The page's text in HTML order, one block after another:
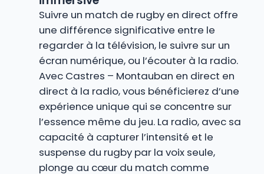
Suivre un match de rugby en direct offre
une différence significative entre le
regarder à la télévision, le suivre sur un
écran numérique, ou l’écouter à la radio.
Avec Castres – Montauban en direct en
direct à la radio, vous bénéficierez d’une
expérience unique qui se concentre sur
l’essence même du jeu. La radio, avec sa
capacité à capturer l’intensité et le
suspense du rugby par la voix seule,
plonge au cœur du match comme